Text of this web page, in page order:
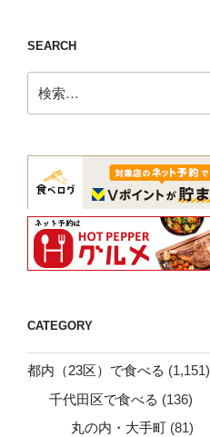
SEARCH
索:
CATEGORY
都内（23区）で食べる (1,151)
千代田区で食べる (136)
丸の内・大手町 (81)